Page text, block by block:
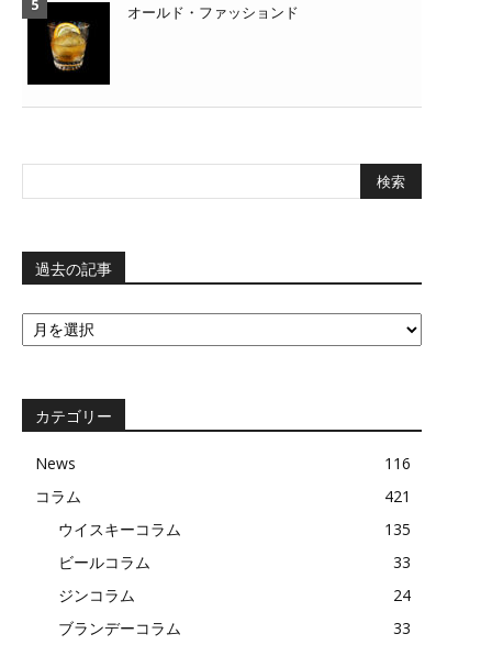
オールド・ファッションド
過去の記事
過
去
事
カテゴリー
News
116
コラム
421
ウイスキーコラム
135
ビールコラム
33
ジンコラム
24
ブランデーコラム
33